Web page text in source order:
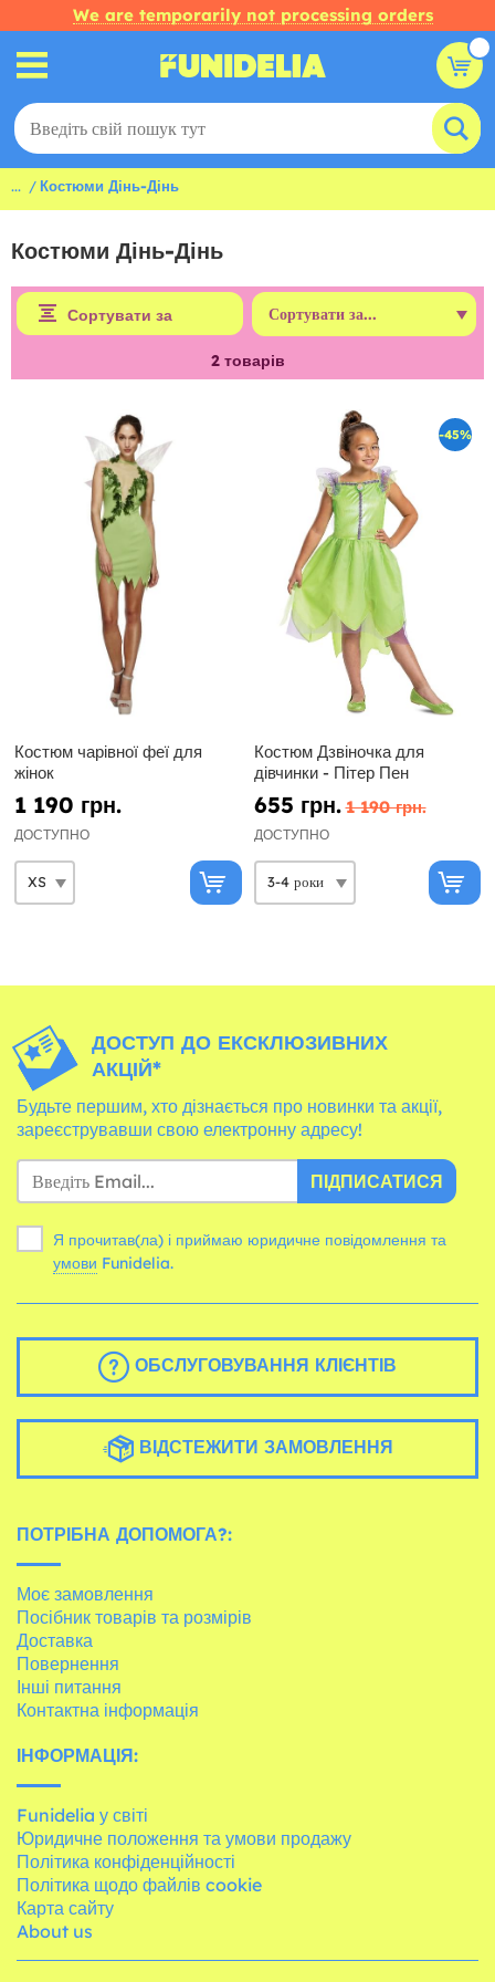
We are temporarily not processing orders
... Костюми Дінь-Дінь
Костюми Дінь-Дінь
Сортувати за
2товарів
Костюм чарівної феї для
жінок
1 190 грн.
ДОСТУПНО
-45%
Костюм Дзвіночка для
дівчинки - Пітер Пен
655 грн. 1 190 грн.
ДОСТУПНО
ДОСТУП ДО ЕКСКЛЮЗИВНИХ
АКЦІЙ*
Будьте першим, хто дізнається про новинки та акції,
зареєструвавши свою електронну адресу!
ПІДПИСАТИСЯ
Я прочитав(ла) і приймаю юридичне повідомлення та
умови Funidelia.
ОБСЛУГОВУВАННЯ КЛІЄНТІВ
ВІДСТЕЖИТИ ЗАМОВЛЕННЯ
ПОТРІБНА ДОПОМОГА?:
Моє замовлення
Посібник товарів та розмірів
Доставка
Повернення
Інші питання
Контактна інформація
ІНФОРМАЦІЯ:
Funidelia у світі
Юридичне положення та умови продажу
Політика конфіденційності
Політика щодо файлів cookie
Карта сайту
About us